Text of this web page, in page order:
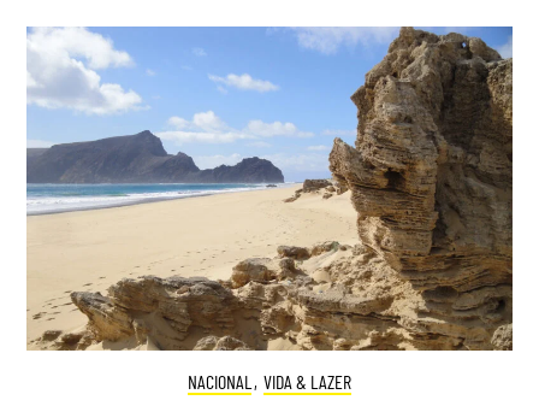
NACIONAL , VIDA & LAZER